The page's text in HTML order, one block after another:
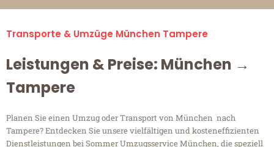
Transporte & Umzüge München Tampere
Leistungen & Preise: München →
Tampere
Planen Sie einen Umzug oder Transport von München nach
Tampere? Entdecken Sie unsere vielfältigen und kosteneffizienten
Dienstleistungen bei Sommer Umzugsservice München, die speziell